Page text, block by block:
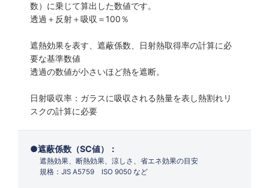
数）に乗じて算出した数値です。
透過＋反射＋吸収＝100％
遮熱効果を表す、遮蔽係数、日射熱取得率の計算に必
要な基準数値
透過の数値が小さいほど熱を遮断。
日射吸収率：ガラスに吸収される熱量を表し熱割れリ
スクの計算に必要
遮蔽係数（SC値）：
遮熱効果、断熱効果、涼しさ、省エネ効果の目安
規格：JIS A5759 ISO 9050 など